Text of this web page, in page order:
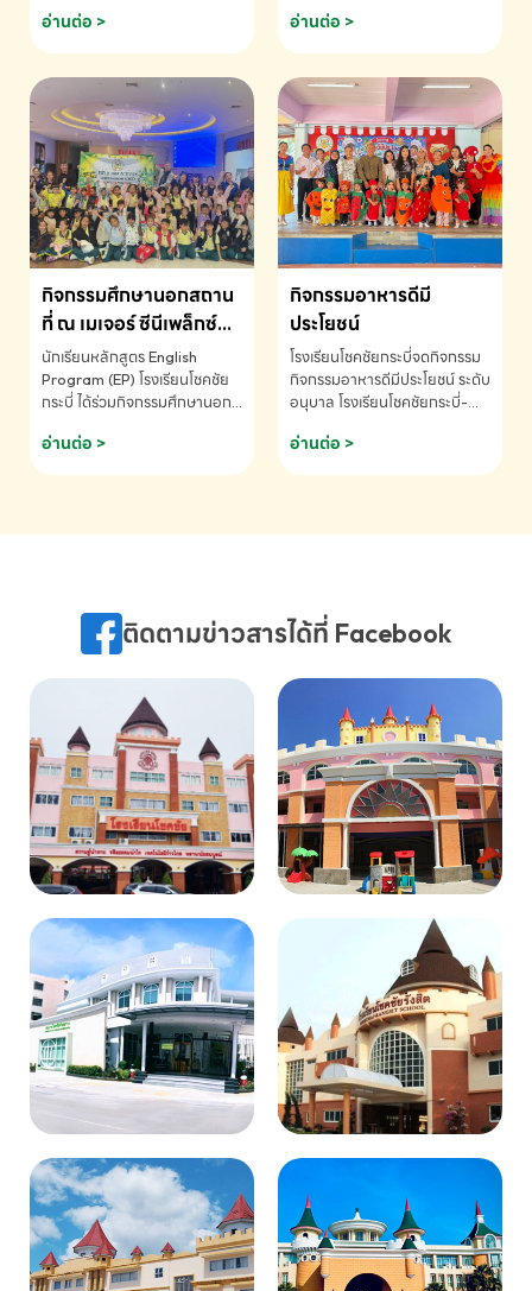
ข้อมูลเพิ่มเติม โทร. 075-691910
อ่านต่อ >
ด.ช.พัทธนันท์ พรหมพันธ์ ชั้น
อนุบาล EP K3 โรงเรียนโชคชัย
แข่งขันคณิตศาสตร์และคณิตคิด
เร็วนานาชาติ ครั้งที่ 46 ประจำปี
2569 ณ ประเทศสิงคโปร์
INTERNATIONAL
MATHEMATICS AND
MENTAL ARITHMETIC
COMPETITION 2026 - ถ้วย
รางวัลรองชนะเลิศอันดับที่ 2
Mental Arithmetic
Competition K2 - ถ้วยรางวัล
รองชนะเลิศอันดับที่ 2 Mental
K2(Grop) โรงเรียนโชคชัยกระบี่-
สอบถามข้อมูลเพิ่มเติม โทร.
075-691910
อ่านต่อ >
กิจกรรมศึกษานอกสถาน
ที่ ณ เมเจอร์ ซีนีเพล็กซ์
ระดับประถมศึกษา (EP.1-
6)
นักเรียนหลักสูตร English
Program (EP) โรงเรียนโชคชัย
กระบี่ ได้ร่วมกิจกรรมศึกษานอก
ชมภาพยนตร์ Toy Story 5
(Soundtrack)เพื่อเสริมทักษะ
ภาษา ผ่านประสบการณ์การเรียนรู้
075-691910
อ่านต่อ >
กิจกรรมอาหารดีมี
ประโยชน์
โรงเรียนโชคชัยกระบี่จดกิจกรรม
กิจกรรมอาหารดีมีประโยชน์ ระดับ
อนุบาล โรงเรียนโชคชัยกระบี่-
075-691910
อ่านต่อ >
ติดตามข่าวสารได้ที่ Facebook